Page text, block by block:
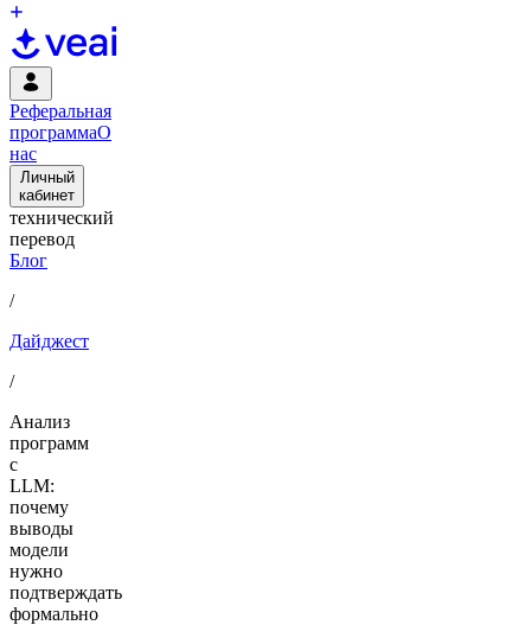
Реферальная
программаО
нас
Личный
кабинет
технический
перевод
Блог
/
Дайджест
/
Анализ
программ
с
LLM:
почему
выводы
модели
нужно
подтверждать
формально